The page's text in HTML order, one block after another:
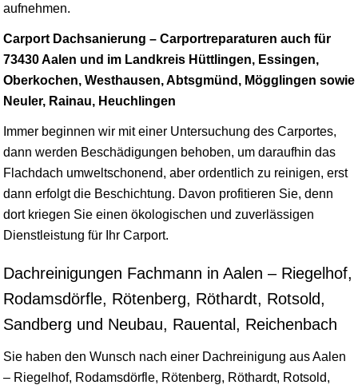
aufnehmen.
Carport Dachsanierung – Carportreparaturen auch für
73430 Aalen und im Landkreis Hüttlingen, Essingen,
Oberkochen, Westhausen, Abtsgmünd, Mögglingen sowie
Neuler, Rainau, Heuchlingen
Immer beginnen wir mit einer Untersuchung des Carportes,
dann werden Beschädigungen behoben, um daraufhin das
Flachdach umweltschonend, aber ordentlich zu reinigen, erst
dann erfolgt die Beschichtung. Davon profitieren Sie, denn
dort kriegen Sie einen ökologischen und zuverlässigen
Dienstleistung für Ihr Carport.
Dachreinigungen Fachmann in Aalen – Riegelhof,
Rodamsdörfle, Rötenberg, Röthardt, Rotsold,
Sandberg und Neubau, Rauental, Reichenbach
Sie haben den Wunsch nach einer Dachreinigung aus Aalen
– Riegelhof, Rodamsdörfle, Rötenberg, Röthardt, Rotsold,